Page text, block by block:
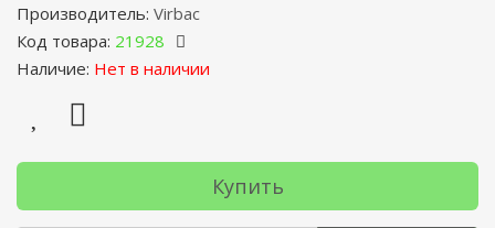
Производитель: Virbac
Код товара: 21928
Наличие: Нет в наличии
Купить